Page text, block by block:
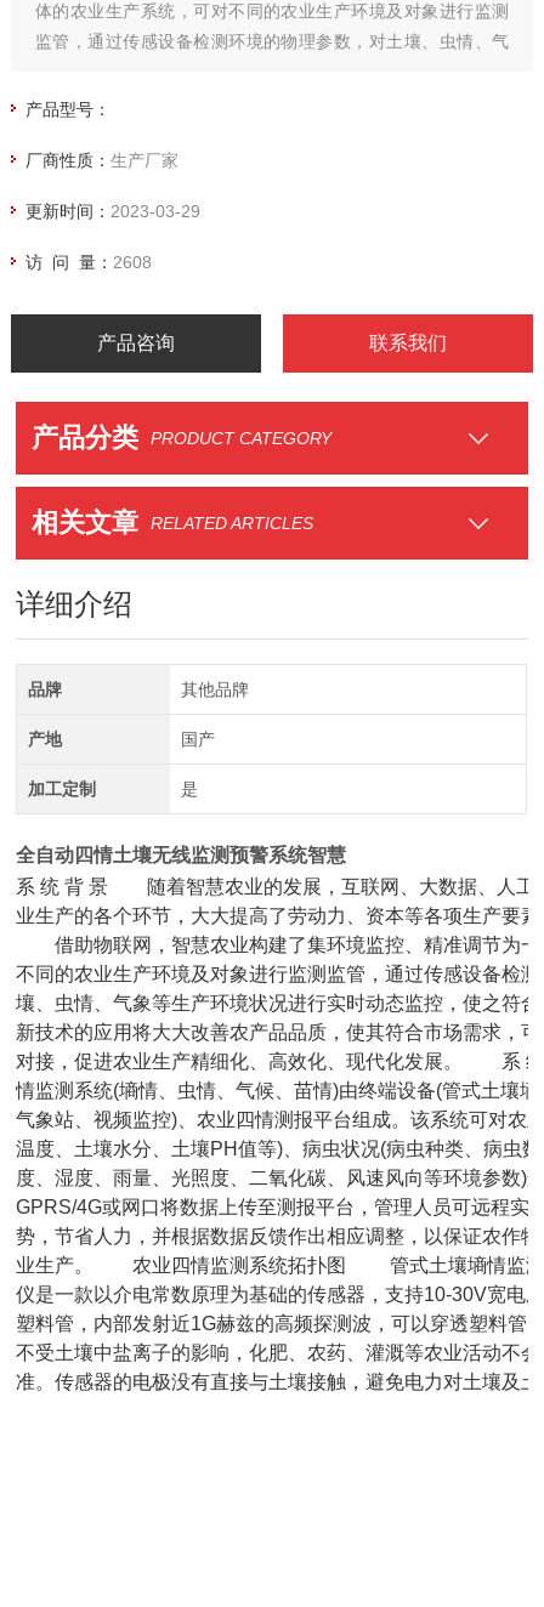
体的农业生产系统，可对不同的农业生产环境及对象进行监测
监管，通过传感设备检测环境的物理参数，对土壤、虫情、气
标准，这些新技术的应用将大大改善农产品。
产品型号：
厂商性质： 生产厂家
更新时间： 2023-03-29
访 问 量： 2608
产品咨询 联系我们
产品分类 PRODUCT CATEGORY
相关文章 RELATED ARTICLES
详细介绍
品牌 其他品牌
产地 国产
加工定制 是
全自动四情土壤无线监测预警系统智慧
系 统 背 景　　随着智慧农业的发展，互联网、大数据、人
业生产的各个环节，大大提高了劳动力、资本等各项生产要
借助物联网，智慧农业构建了集环境监控、精准调节为一
不同的农业生产环境及对象进行监测监管，通过传感设备检
壤、虫情、气象等生产环境状况进行实时动态监控，使之符
新技术的应用将大大改善农产品品质，使其符合市场需求，
对接，促进农业生产精细化、高效化、现代化发展。　　系
情监测系统(墒情、虫情、气候、苗情)由终端设备(管式土壤
气象站、视频监控)、农业四情测报平台组成。该系统可对农
温度、土壤水分、土壤PH值等)、病虫状况(病虫种类、病虫
度、湿度、雨量、光照度、二氧化碳、风速风向等环境参数)
GPRS/4G或网口将数据上传至测报平台，管理人员可远程实
势，节省人力，并根据数据反馈作出相应调整，以保证农作
业生产。　　农业四情监测系统拓扑图 　　管式土壤墒情监
仪是一款以介电常数原理为基础的传感器，支持10-30V宽电
塑料管，内部发射近1G赫兹的高频探测波，可以穿透塑
不受土壤中盐离子的影响，化肥、农药、灌溉等农业活动不
准。传感器的电极没有直接与土壤接触，避免电力对土壤